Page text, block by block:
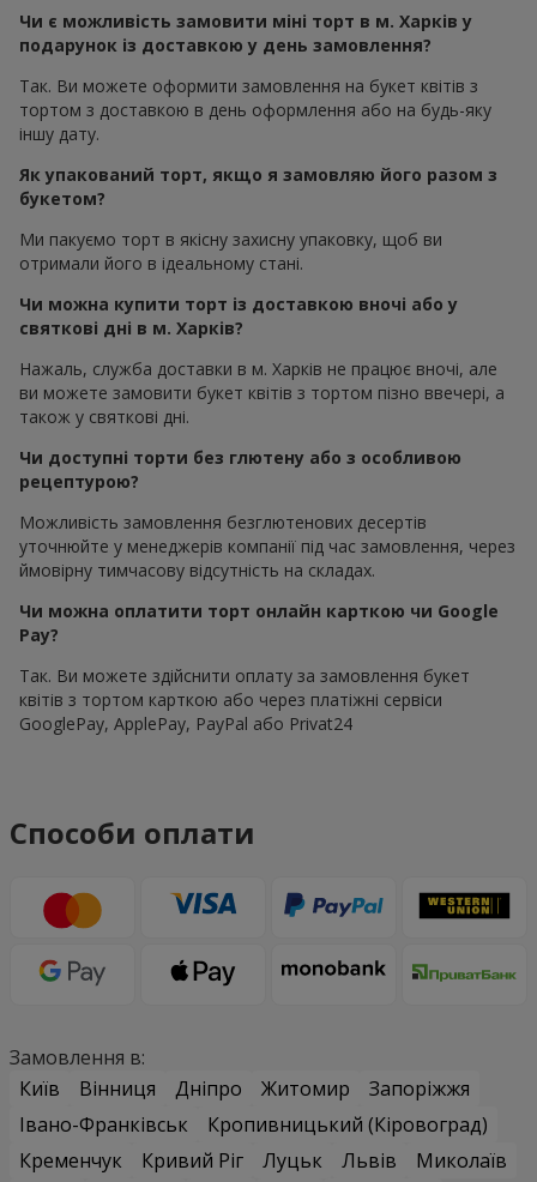
Чи є можливість замовити міні торт в м. Харків у
подарунок із доставкою у день замовлення?
Так. Ви можете оформити замовлення на букет квітів з
тортом з доставкою в день оформлення або на будь-яку
іншу дату.
Як упакований торт, якщо я замовляю його разом з
букетом?
Ми пакуємо торт в якісну захисну упаковку, щоб ви
отримали його в ідеальному стані.
Чи можна купити торт із доставкою вночі або у
святкові дні в м. Харків?
Нажаль, служба доставки в м. Харків не працює вночі, але
ви можете замовити букет квітів з тортом пізно ввечері, а
також у святкові дні.
Чи доступні торти без глютену або з особливою
рецептурою?
Можливість замовлення безглютенових десертів
уточнюйте у менеджерів компанії під час замовлення, через
ймовірну тимчасову відсутність на складах.
Чи можна оплатити торт онлайн карткою чи Google
Pay?
Так. Ви можете здійснити оплату за замовлення букет
квітів з тортом карткою або через платіжні сервіси
GooglePay, ApplePay, PayPal або Privat24
Способи оплати
Замовлення в:
Київ
Вінниця Дніпро Житомир
Запоріжжя
Івано-Франківськ
Кропивницький (Кіровоград)
Кременчук
Кривий Ріг Луцьк Львів
Миколаїв